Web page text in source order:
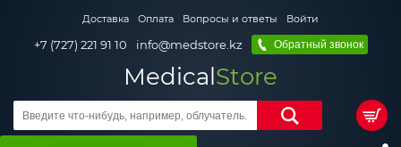
Доставка Оплата Вопросы и ответы Войти
+7 (727) 221 91 10 info@medstore.kz Обратный звонок
MedicalStore